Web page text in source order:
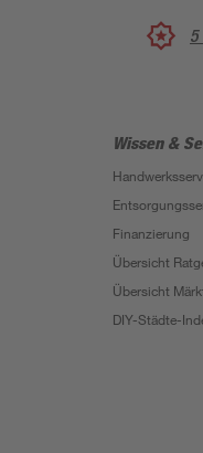
5
Wissen &
Finanzierung
Übersicht
Übersicht
DIY-Städte-